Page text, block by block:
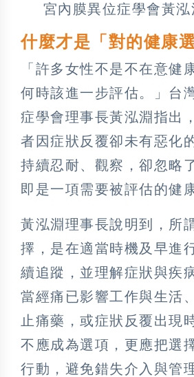
宮內膜異位症學會黃泓
什麼才是「對的健康
「許多女性不是不在意健
何時該進一步評估。」台
症學會理事長黃泓淵指出
者因症狀反覆卻未有惡化
持續忍耐、觀察，卻忽略
即是一項需要被評估的健
黃泓淵理事長說明到，所
擇，是在適當時機及早進
續追蹤，並理解症狀與疾
當經痛已影響工作與生活
止痛藥，或症狀反覆出現
不應成為選項，更應把選
行動，避免錯失介入與管